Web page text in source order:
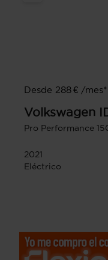
Desde 288 € /mes*
Volkswagen
Pro Performance
2021
Eléctrico